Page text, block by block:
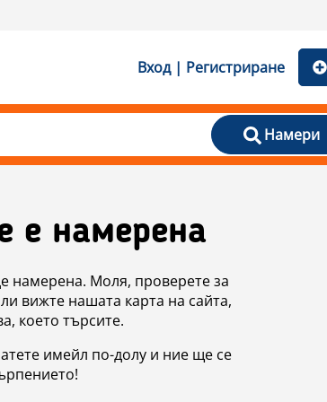
Вход | Регистриране
Намери
е намерена
намерена. Моля, проверете за
вижте нашата карта на сайта,
което търсите.
имейл по-долу и ние ще се